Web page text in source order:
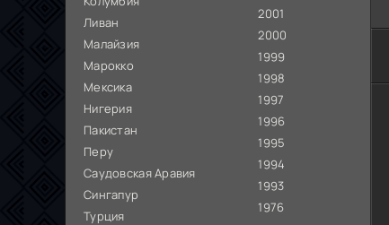
Ливан
Малайзия
Марокко
Мексика
Нигерия
Пакистан
Перу
Саудовская Аравия
Сингапур
Турция
2001
2000
1999
1998
1997
1996
1995
1994
1993
1976